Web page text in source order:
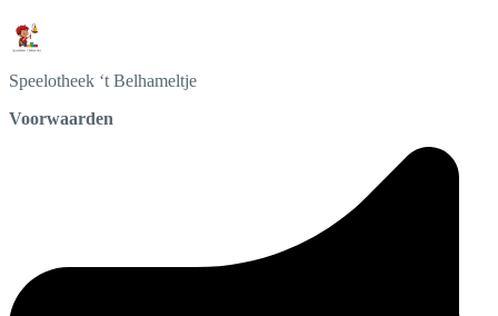
Speelotheek ‘t Belhameltje
Voorwaarden